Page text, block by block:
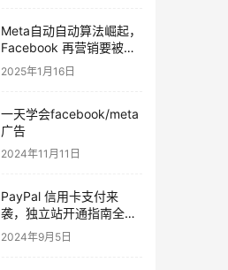
Meta自动自动算法崛起，
Facebook 再营销要被打
入冷宫？
2025年1月16日
一天学会facebook/meta
广告
2024年11月11日
PayPal 信用卡支付来
袭，独立站开通指南全揭
秘
2024年9月5日